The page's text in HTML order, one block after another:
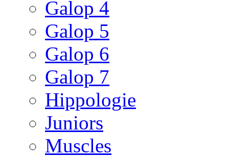
Galop 4
Galop 5
Galop 6
Galop 7
Hippologie
Juniors
Muscles